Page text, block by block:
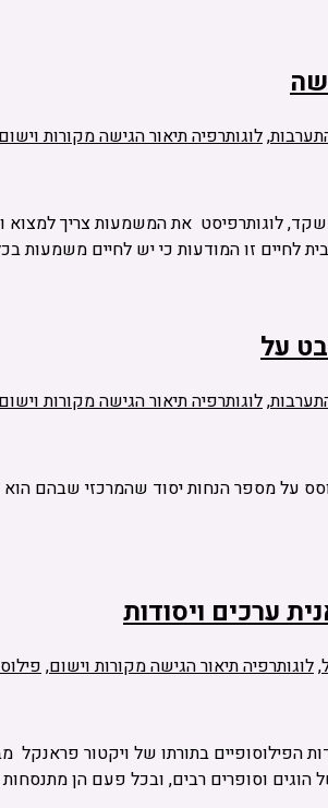
,לוגותרפיה תיאור הגישה מקורות
לוגותרפיסט את המשמעות צריך למצוא
לחיים זו המודעות כי יש לחיים משמעות
על
,לוגותרפיה תיאור הגישה מקורות
על מספר הנחות יסוד שהמרכזי שבהם
ערכים ויסודות
,לוגותרפיה תיאור הגישה מקורות וישום,
הפילוסופיים בתורתו של ויקטור פראנקל
הוגים וסופרים רבים, ובכל פעם הן